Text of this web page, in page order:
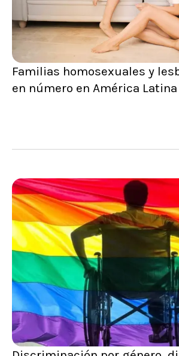
Familias homosexuales y
en número en América Latina